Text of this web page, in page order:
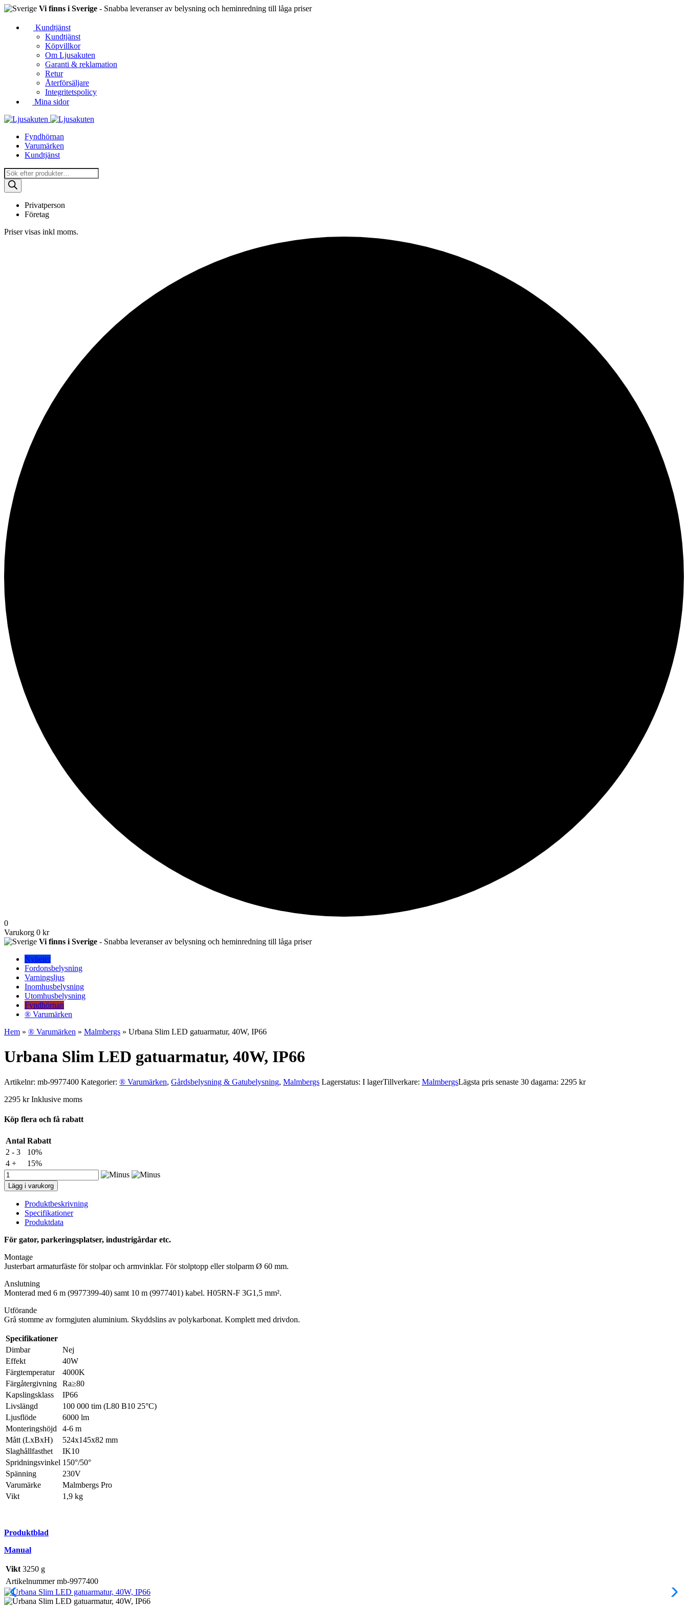
Vi finns i Sverige - Snabba leveranser av belysning och heminredning till låga priser
Kundtjänst
Kundtjänst
Köpvillkor
Om Ljusakuten
Garanti & reklamation
Retur
Återförsäljare
Integritetspolicy
Mina sidor
Fyndhörnan
Varumärken
Kundtjänst
Produktsökning
Privatperson
Företag
Priser visas inkl moms.
0
Varukorg 0 kr
Vi finns i Sverige - Snabba leveranser av belysning och heminredning till låga priser
Nyheter
Fordonsbelysning
Varningsljus
Inomhusbelysning
Utomhusbelysning
Fyndhörnan
® Varumärken
Hem » ® Varumärken » Malmbergs » Urbana Slim LED gatuarmatur, 40W, IP66
Urbana Slim LED gatuarmatur, 40W, IP66
Artikelnr: mb-9977400 Kategorier: ® Varumärken, Gårdsbelysning & Gatubelysning, Malmbergs Lagerstatus: I lagerTillverkare: MalmbergsLägsta pris senaste 30 dagarna: 2295 kr
2295 kr Inklusive moms
Köp flera och få rabatt
Antal Rabatt
2 - 3
10%
4 +
15%
Urbana
Slim
LED
gatuarmatur,
40W,
IP66
mängd
Lägg i varukorg
Produktbeskrivning
Specifikationer
Produktdata
För gator, parkeringsplatser, industrigårdar etc.
Montage
Justerbart armaturfäste för stolpar och armvinklar. För stolptopp eller stolparm Ø 60 mm.
Anslutning
Monterad med 6 m (9977399-40) samt 10 m (9977401) kabel. H05RN-F 3G1,5 mm².
Utförande
Grå stomme av formgjuten aluminium. Skyddslins av polykarbonat. Komplett med drivdon.
Specifikationer
Dimbar
Nej
Effekt
40W
Färgtemperatur
4000K
Färgåtergivning
Ra≥80
Kapslingsklass
IP66
Livslängd
100 000 tim (L80 B10 25°C)
Ljusflöde
6000 lm
Monteringshöjd
4-6 m
Mått (LxBxH)
524x145x82 mm
Slaghållfasthet
IK10
Spridningsvinkel 150°/50°
Spänning
230V
Varumärke
Malmbergs Pro
Vikt
1,9 kg
Produktblad
Manual
Vikt 3250 g
Artikelnummer mb-9977400